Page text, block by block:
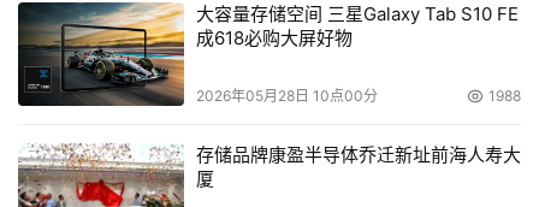
很高兴与IBM合作，通过IBM新的虚拟托管客户端基础架
构，不断地将这些好处提供给客户。”
合了Citrix产品的全新IBM虚拟主机托管客户端集成解决方
案不仅能够将安全性和管理保持在IT部门的控制之下，还可
大容量存储空间 三星Galaxy Tab S10 FE
成618必购大屏好物
2026年05月28日 10点00分 1988
存储品牌康盈半导体乔迁新址前海人寿大
厦